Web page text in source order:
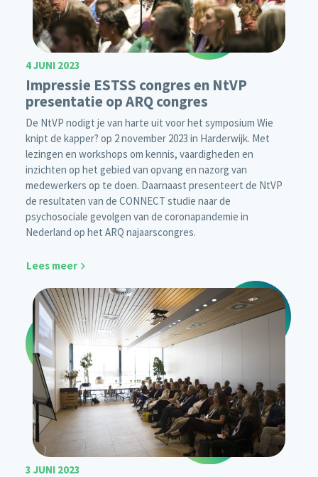
4 JUNI 2023
Impressie ESTSS congres en NtVP
presentatie op ARQ congres
De NtVP nodigt je van harte uit voor het symposium Wie
knipt de kapper? op 2 november 2023 in Harderwijk. Met
lezingen en workshops om kennis, vaardigheden en
inzichten op het gebied van opvang en nazorg van
medewerkers op te doen. Daarnaast presenteert de NtVP
de resultaten van de CONNECT studie naar de
psychosociale gevolgen van de coronapandemie in
Nederland op het ARQ najaarscongres.
Lees meer
3 JUNI 2023